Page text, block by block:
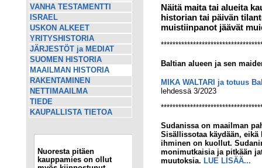
VANHA TESTAMENTTI
ISRAEL
USKON ALKEET
YRITYSHISTORIA
JÄRJESTÖT ja MEDIAT
SUOMEN HISTORIA
MAAILMAN HISTORIA
RAKENTAMINEN
NETTIMAAILMA
TIEDE
KAUPALLISTA TIETOA
Nuoresta pitäen
kauppamies on ollut
Näitä maita tai alueita
historian tai päivän
muistiinpanot jäävät
Baltian alueen ja sen
MIKA WALTARI ja totuus
lehdessä 3/2023
Sudanissaon maailman
Sisällissotaa käydään, eikä
ihminen on kuollut.
monimutkaisia ja pitkään
muutoksia. LUE LISÄÄ...